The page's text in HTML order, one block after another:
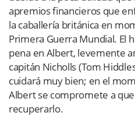
apremios financieros que
la caballería británica en
Primera Guerra Mundial. El
pena en Albert, levemente
capitán Nicholls (Tom
cuidará muy bien; en el
Albert se compromete a
recuperarlo.